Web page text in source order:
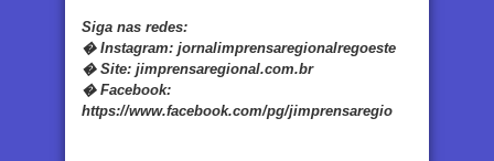
Siga nas redes:
�Instagram: jornalimprensaregionalregoeste
�Site: jimprensaregional.com.br
�Facebook:
https://www.facebook.com/pg/jimprensaregio